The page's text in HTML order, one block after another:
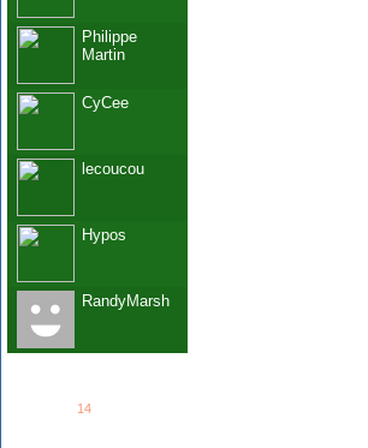
Philippe
Martin
CyCee
lecoucou
Hypos
RandyMarsh
14members...